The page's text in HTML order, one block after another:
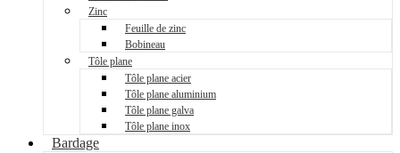
Zinc
Feuille de zinc
Bobineau
Tôle plane
Tôle plane acier
Tôle plane aluminium
Tôle plane galva
Tôle plane inox
Bardage